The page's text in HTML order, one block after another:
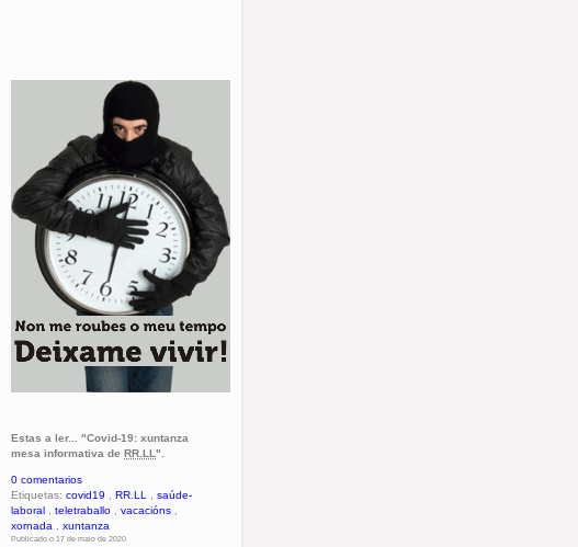
Estas a ler... "Covid-19: xuntanza
mesa informativa de RR.LL".
0 comentarios
Etiquetas: covid19 , RR.LL , saúde-
laboral , teletraballo , vacacións ,
xornada , xuntanza
Publicado o 17 de maio de 2020